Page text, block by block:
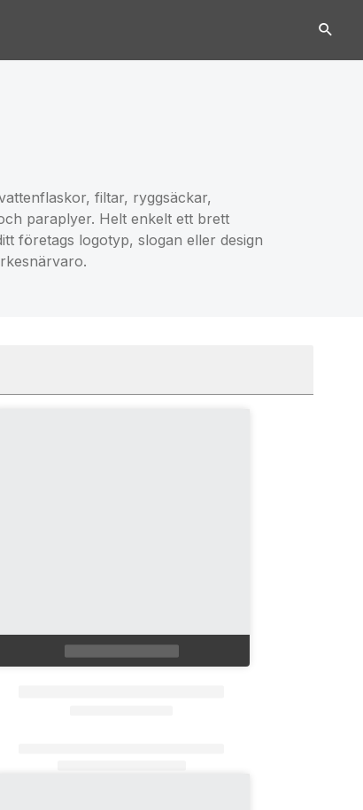
filtar, ryggsäckar,
paraplyer. Helt enkelt ett brett
företags logotyp, slogan eller design